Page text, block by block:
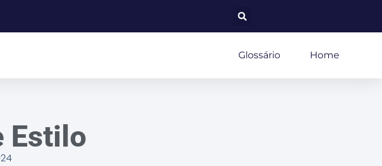
Glossário Home
Estilo